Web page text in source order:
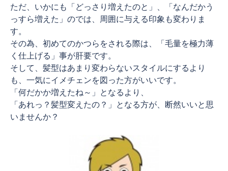
ただ、いかにも「どっさり増えたのと」、「なんだかう
っすら増えた」のでは、周囲に与える印象も変わりま
す。
その為、初めてのかつらをされる際は、「毛量を極力薄
く仕上げる」事が肝要です。
そして、髪型はあまり変わらないスタイルにするより
も、一気にイメチェンを図った方がいいです。
「何だかか増えたね～」となるより、
「あれっ？髪型変えたの？」となる方が、断然いいと思
いませんか？